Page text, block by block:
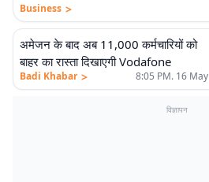
Business >
अमेजन के बाद अब 11,000 कर्मचारियों को
बाहर का रास्ता दिखाएगी Vodafone
Badi Khabar > 8:05 PM. 16 May
विज्ञापन